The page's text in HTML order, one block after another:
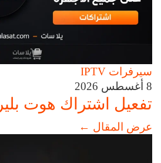
سيرفرات IPTV
8 أغسطس 2026
تفعيل اشتراك هوت بلير HOT player
عرض المقال ←